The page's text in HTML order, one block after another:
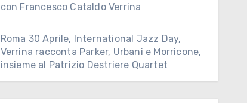
con Francesco Cataldo Verrina
Roma 30 Aprile, International Jazz Day,
Verrina racconta Parker, Urbani e Morricone,
insieme al Patrizio Destriere Quartet